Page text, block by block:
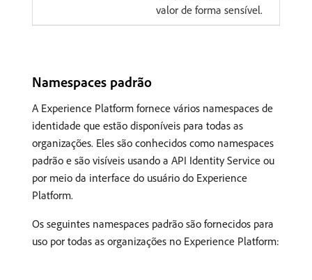
valor de forma sensível.
Namespaces padrão
A Experience Platform fornece vários namespaces de
identidade que estão disponíveis para todas as
organizações. Eles são conhecidos como namespaces
padrão e são visíveis usando a API Identity Service ou
por meio da interface do usuário do Experience
Platform.
Os seguintes namespaces padrão são fornecidos para
uso por todas as organizações no Experience Platform: